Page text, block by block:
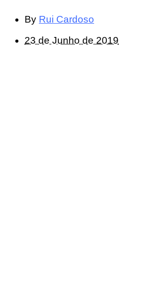
By Rui Cardoso
23 de Junho de 2019